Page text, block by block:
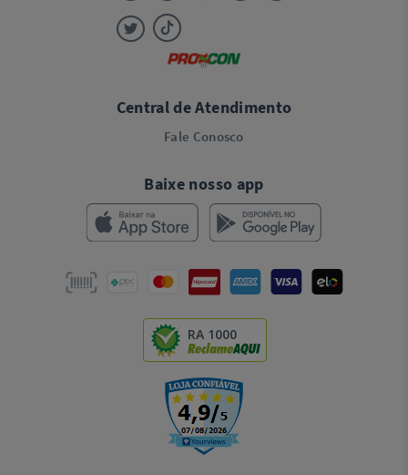
Central de Atendimento
Fale Conosco
Baixe nosso app
RA 1000